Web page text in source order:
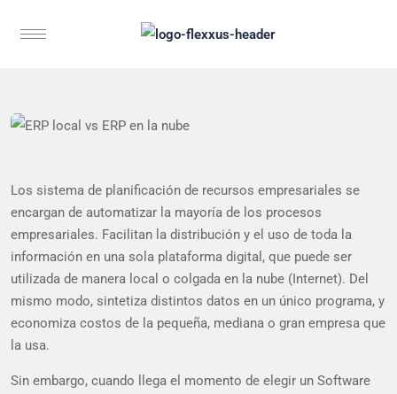
Los sistema de planificación de recursos empresariales se
encargan de automatizar la mayoría de los procesos
empresariales. Facilitan la distribución y el uso de toda la
información en una sola plataforma digital, que puede ser
utilizada de manera local o colgada en la nube (Internet). Del
mismo modo, sintetiza distintos datos en un único programa, y
economiza costos de la pequeña, mediana o gran empresa que
la usa.
Sin embargo, cuando llega el momento de elegir un Software